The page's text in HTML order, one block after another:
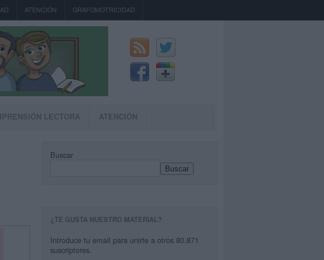
ATENCIÓN GRAFOMOTRICIDAD
LECTORA ATENCIÓN
Buscar
Buscar
¿TE GUSTA NUESTRO MATERIAL?
Introduce tu email para unirte a otros 80.871
suscriptores.